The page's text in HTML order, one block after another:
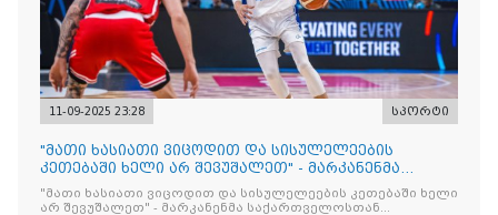
11-09-2025 23:28 სპორტი
"მათი ხასიათი ვიცოდით და სისულელეების
კეთებაში ხელი არ შევუშალეთ" - მარკანენმა
საქართველოსთან გამარჯვებაზე ისაუბრა
"მათი ხასიათი ვიცოდით და სისულელეების კეთებაში ხელი
არ შევუშალეთ" - მარკანენმა საქართველოსთან